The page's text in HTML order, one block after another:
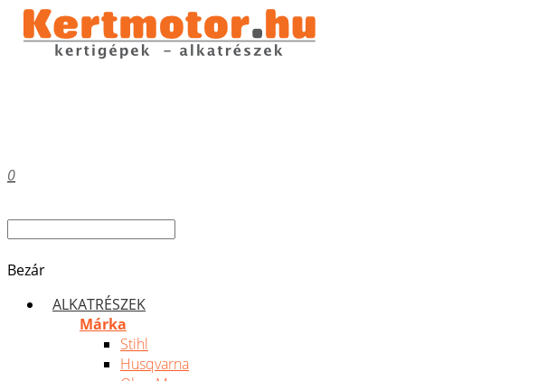
0
Bezár
ALKATRÉSZEK
Márka
Stihl
Husqvarna